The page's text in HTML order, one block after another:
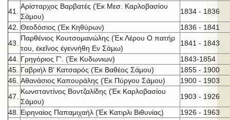
41.
Αρίσταρχος Βαρβατές (Έκ Μεσ. Καρλοβασίου
Σάμου)
1834 - 1836
42. Θεοδόσιος (Έκ Κηθύρων)
1836 - 1841
43.
Παρθένιος Κουτσομανώλης (Έκ Λέρου Ο πατήρ
του, έκεΐνος έγεννήθη Εν Σάμω)
1841 - 1843
44. Γρηγόριος Γ'. (Έκ Κυδωνιων)
1843-1854
45. Γαβριήλ Β' Κατσαρός (Έκ Βαθέος Σάμου)
1855 - 1900
46. Αθανάσιος Καπουράλης (Έκ Πύργου Σάμου)
1900 - 1903
47.
Κωνσταντίνος Βοντζαλίδης (Έκ Καρλοβασίου
Σάμου)
1903 - 1926
48.
Ειρηναίος Παπαμιχαήλ (Έκ Κατιρλι Βιθυνίας)
1926 - 1963